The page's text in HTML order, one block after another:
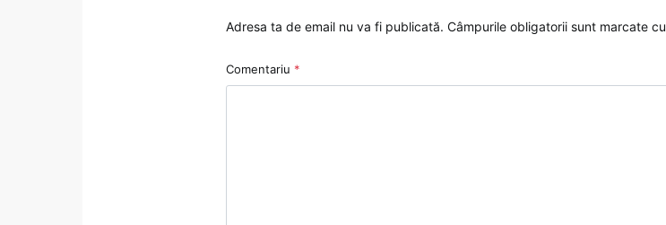
Adresa ta de email nu va fi publicată. Câmpurile obligatorii sunt marcate cu
Comentariu *